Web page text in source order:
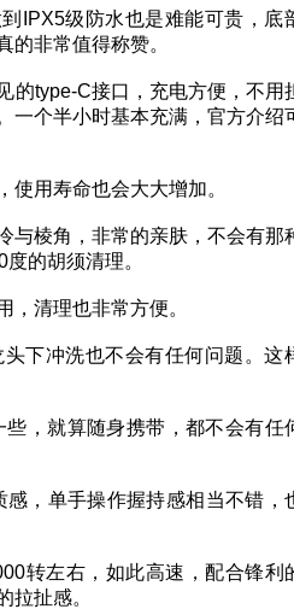
IPX5级防水也是难能可贵，底
的非常值得称赞。
的type-C接口，充电方便，不用
一个半小时基本充满，官方介绍
使用寿命也会大大增加。
与棱角，非常的亲肤，不会有那
的胡须清理。
，清理也非常方便。
头下冲洗也不会有任何问题。这
些，就算随身携带，都不会有任
，单手操作握持感相当不错，
转左右，如此高速，配合锋利
拉扯感。